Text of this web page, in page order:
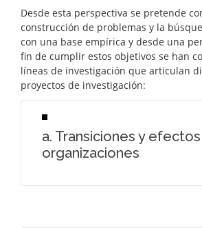
Desde esta perspectiva se pretende
construcción de problemas y la
con una base empírica y desde una
fin de cumplir estos objetivos se han
líneas de investigación que articulan
proyectos de investigación:
a. Transiciones y
organizaciones